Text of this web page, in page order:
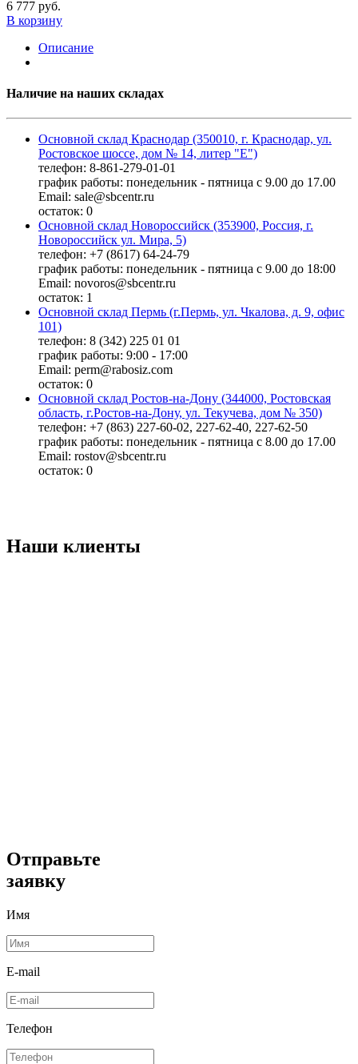
6 777 руб.
В корзину
Описание
Наличие на наших складах
Основной склад Краснодар (350010, г. Краснодар, ул.
Ростовское шоссе, дом № 14, литер "Е")
телефон: 8-861-279-01-01
график работы: понедельник - пятница с 9.00 до 17.00
Email: sale@sbcentr.ru
остаток: 0
Основной склад Новороссийск (353900, Россия, г.
Новороссийск ул. Мира, 5)
телефон: +7 (8617) 64-24-79
график работы: понедельник - пятница с 9.00 до 18:00
Email: novoros@sbcentr.ru
остаток: 1
Основной склад Пермь (г.Пермь, ул. Чкалова, д. 9, офис
101)
телефон: 8 (342) 225 01 01
график работы: 9:00 - 17:00
Email: perm@rabosiz.com
остаток: 0
Основной склад Ростов-на-Дону (344000, Ростовская
область, г.Ростов-на-Дону, ул. Текучева, дом № 350)
телефон: +7 (863) 227-60-02, 227-62-40, 227-62-50
график работы: понедельник - пятница с 8.00 до 17.00
Email: rostov@sbcentr.ru
остаток: 0
Наши клиенты
Отправьте
заявку
Имя
E-mail
Телефон